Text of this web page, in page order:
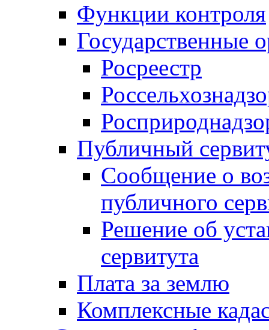
Функции контроля
Государственные
Росреестр
Публичный
Сообщение о
публичного
Решение об
сервитута
Плата за землю
Комплексные